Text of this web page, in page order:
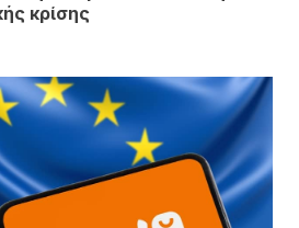
κρίσης